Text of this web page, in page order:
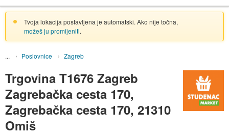
Tvoja lokacija postavljena je automatski. Ako nije točna,
možeš ju promijeniti.
Poslovnice Zagreb
Trgovina T1676 Zagreb
Zagrebačka cesta 170,
Zagrebačka cesta 170, 21310
Omiš